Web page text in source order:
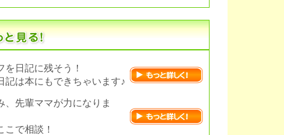
を日記に残そう！
記は本にもできちゃいます♪
、先輩ママが力になりま
こで相談！